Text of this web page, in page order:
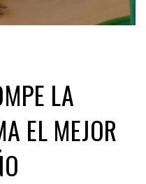
LA
EL MEJOR